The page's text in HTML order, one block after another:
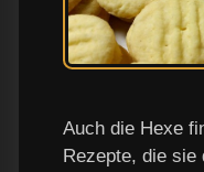
Auch die Hexe
Rezepte, die sie